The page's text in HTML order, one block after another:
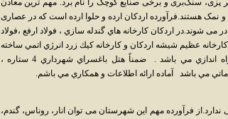
پزی، سنگ‌بری و برخی صنایع کوچک را نام برد. مهم ترین معادن
و نمک هستند.فرآورده اردکان ارده و حلوا ارده است که در عصاری
می شوند.در اردكان كارخانه هاي گندله سازي ، فولاد ارفع ،فولاد
عظيم شيشه اردكان و كارخانه كيك زرد انرژي اتمي ساخته
شده و نيروگاه 800 مگاواتي سيكل تركيبي در استانه راه اندازي مي باشد . ضمناً هتل باغسراي شهرداري 4 ستاره ،
مي باشد آماده ارائه اطلاعات و همكاري مي باشم.
فرآورده مهم این شهرستان می توان انار، روناس، گندم،